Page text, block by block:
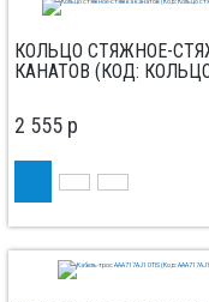
КОЛЬЦО СТЯЖНОЕ-
КАНАТОВ (КОД:
2 555 p